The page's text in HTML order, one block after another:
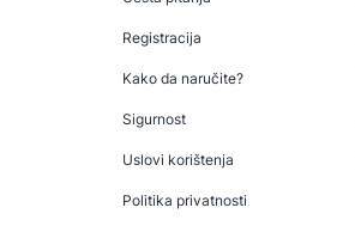
Registracija
Kako da naručite?
Sigurnost
Uslovi korištenja
Politika privatnosti